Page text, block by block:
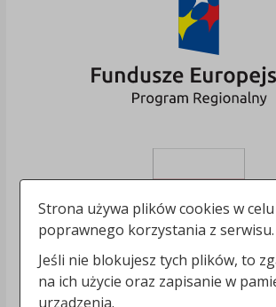
Strona używa plików cookies w celu
poprawnego korzystania z serwisu.
Jeśli nie blokujesz tych plików, to
na ich użycie oraz zapisanie w
urządzenia.